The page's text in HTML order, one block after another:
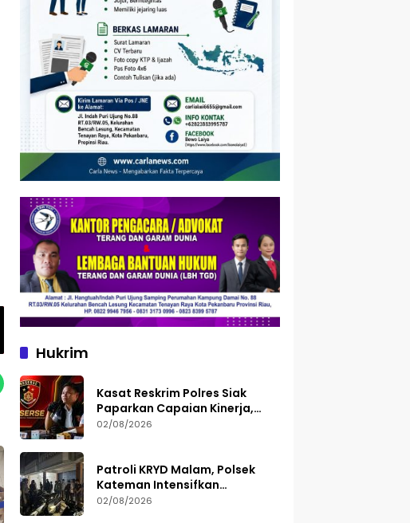
Hukrim
Kasat Reskrim Polres Siak
Paparkan Capaian Kinerja,
Tegaskan Siap Terima Kritik
02/08/2026
Patroli KRYD Malam, Polsek
Kateman Intensifkan
Pengamanan Balap Liar
02/08/2026